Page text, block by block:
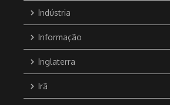
Indústria
Informação
Inglaterra
Irã